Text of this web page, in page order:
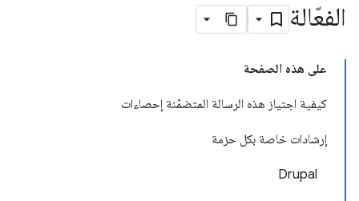
الفعّالة
على هذه الصفحة
كيفية اجتياز هذه الرسالة المتضمّنة إحصاءات
إرشادات خاصة بكل حزمة
Drupal